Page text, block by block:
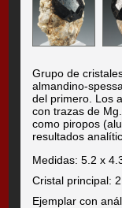
Grupo de
almandino-
del primero. Los
con trazas de
como piropos
resultados
Medidas: 5.2 x
Cristal principal:
Ejemplar con